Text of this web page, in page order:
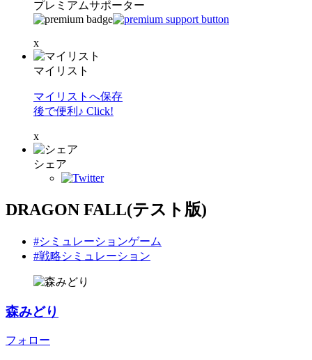
プレミアムサポーター
x
マイリスト
マイリストへ保存
後で便利♪ Click!
x
シェア
DRAGON FALL(テスト版)
#シミュレーションゲーム
#戦略シミュレーション
森みどり
フォロー